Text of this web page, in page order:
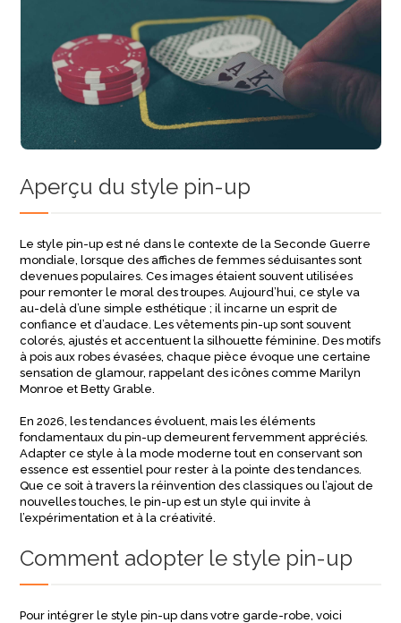
Aperçu du style pin-up
Le style pin-up est né dans le contexte de la Seconde Guerre
mondiale, lorsque des affiches de femmes séduisantes sont
devenues populaires. Ces images étaient souvent utilisées
pour remonter le moral des troupes. Aujourd’hui, ce style va
au-delà d’une simple esthétique ; il incarne un esprit de
confiance et d’audace. Les vêtements pin-up sont souvent
colorés, ajustés et accentuent la silhouette féminine. Des motifs
à pois aux robes évasées, chaque pièce évoque une certaine
sensation de glamour, rappelant des icônes comme Marilyn
Monroe et Betty Grable.
En 2026, les tendances évoluent, mais les éléments
fondamentaux du pin-up demeurent fervemment appréciés.
Adapter ce style à la mode moderne tout en conservant son
essence est essentiel pour rester à la pointe des tendances.
Que ce soit à travers la réinvention des classiques ou l’ajout de
nouvelles touches, le pin-up est un style qui invite à
l’expérimentation et à la créativité.
Comment adopter le style pin-up
Pour intégrer le style pin-up dans votre garde-robe, voici